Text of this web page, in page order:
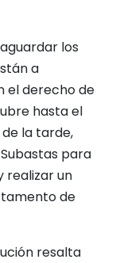
los
a
el derecho de
hasta el
la tarde,
para
realizar un
de
resalta